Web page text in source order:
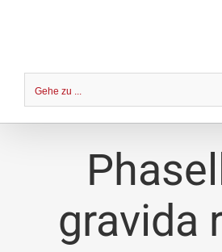
Gehe zu ...
gravida